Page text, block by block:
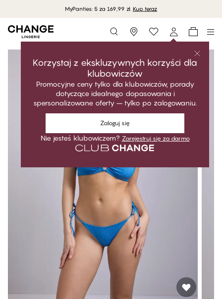
MyPanties: 5 za 169,99 zł. Kup teraz
Storefinder
Korzystaj z ekskluzywnych korzyści dla
klubowiczów
Promocyjne ceny tylko dla klubowiczów, porady
dotyczące idealnego dopasowania i
spersonalizowane oferty – tylko po zalogowaniu.
Zaloguj się
Nie jesteś klubowiczem? Zarejestruj się za darmo